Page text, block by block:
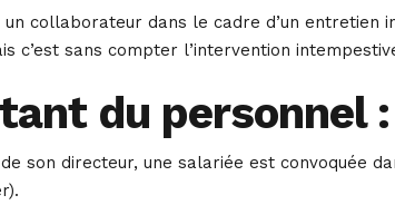
un collaborateur dans le cadre d’un
c’est sans compter l’intervention
du
son directeur, une salariée est convoquée